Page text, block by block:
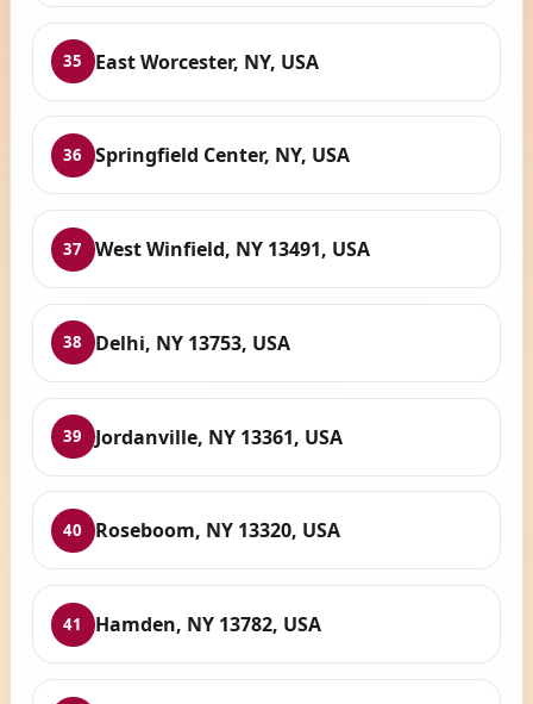
35 East Worcester, NY, USA
36 Springfield Center, NY, USA
37 West Winfield, NY 13491, USA
38 Delhi, NY 13753, USA
39 Jordanville, NY 13361, USA
40 Roseboom, NY 13320, USA
41 Hamden, NY 13782, USA